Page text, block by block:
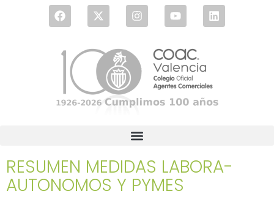
RESUMEN MEDIDAS LABORA-
AUTONOMOS Y PYMES